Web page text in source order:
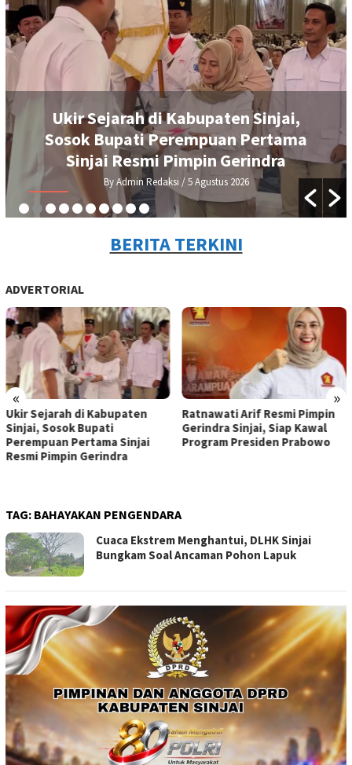
Ukir Sejarah di Kabupaten Sinjai,
Sosok Bupati Perempuan Pertama
Sinjai Resmi Pimpin Gerindra
By Admin Redaksi / 5 Agustus 2026
BERITA TERKINI
ADVERTORIAL
« »
Ukir Sejarah di Kabupaten
Sinjai, Sosok Bupati
Perempuan Pertama Sinjai
Resmi Pimpin Gerindra
Ratnawati Arif Resmi Pimpin
Gerindra Sinjai, Siap Kawal
Program Presiden Prabowo
TAG: BAHAYAKAN PENGENDARA
Cuaca Ekstrem Menghantui, DLHK Sinjai
Bungkam Soal Ancaman Pohon Lapuk